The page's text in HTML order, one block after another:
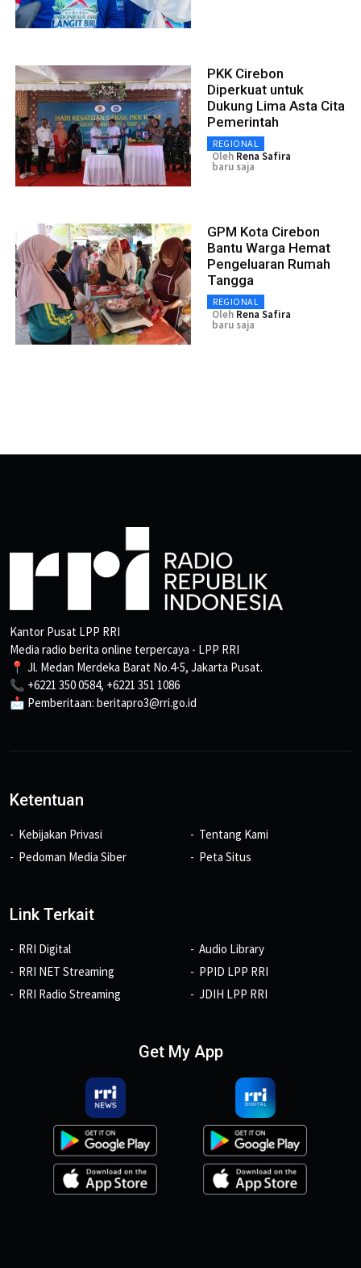
PKK Cirebon
Diperkuat untuk
Dukung Lima Asta Cita
Pemerintah
REGIONAL
Oleh Rena Safira
baru saja
GPM Kota Cirebon
Bantu Warga Hemat
Pengeluaran Rumah
Tangga
REGIONAL
Oleh Rena Safira
baru saja
Kantor Pusat LPP RRI
Media radio berita online terpercaya - LPP RRI
📍 Jl. Medan Merdeka Barat No.4-5, Jakarta Pusat.
📞 +6221 350 0584, +6221 351 1086
📩 Pemberitaan: beritapro3@rri.go.id
Ketentuan
Kebijakan Privasi
Pedoman Media Siber
Tentang Kami
Peta Situs
Link Terkait
RRI Digital
RRI NET Streaming
RRI Radio Streaming
Audio Library
PPID LPP RRI
JDIH LPP RRI
Get My App